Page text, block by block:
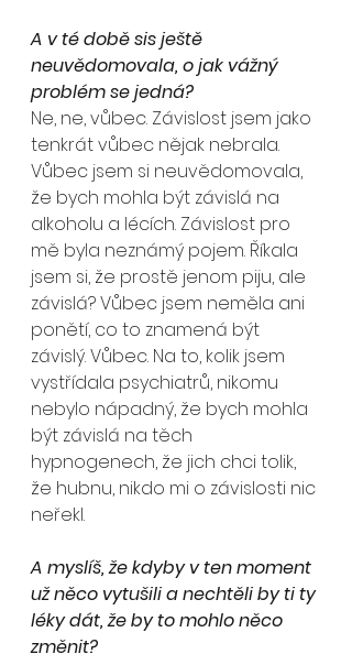
A v té době sis ještě
neuvědomovala, o jak vážný
problém se jedná?
Ne, ne, vůbec. Závislost jsem jako
tenkrát vůbec nějak nebrala.
Vůbec jsem si neuvědomovala,
že bych mohla být závislá na
alkoholu a lécích. Závislost pro
mě byla neznámý pojem. Říkala
jsem si, že prostě jenom piju, ale
závislá? Vůbec jsem neměla ani
ponětí, co to znamená být
závislý. Vůbec. Na to, kolik jsem
vystřídala psychiatrů, nikomu
nebylo nápadný, že bych mohla
být závislá na těch
hypnogenech, že jich chci tolik,
že hubnu, nikdo mi o závislosti nic
neřekl.
A myslíš, že kdyby v ten moment
už něco vytušili a nechtěli by ti ty
léky dát, že by to mohlo něco
změnit?